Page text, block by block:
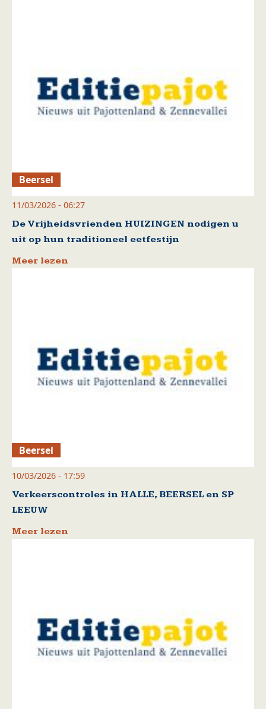
Beersel
11/03/2026 - 06:27
De Vrijheidsvrienden HUIZINGEN nodigen u
uit op hun traditioneel eetfestijn
Meer lezen
Beersel
10/03/2026 - 17:59
Verkeerscontroles in HALLE, BEERSEL en SP
LEEUW
Meer lezen